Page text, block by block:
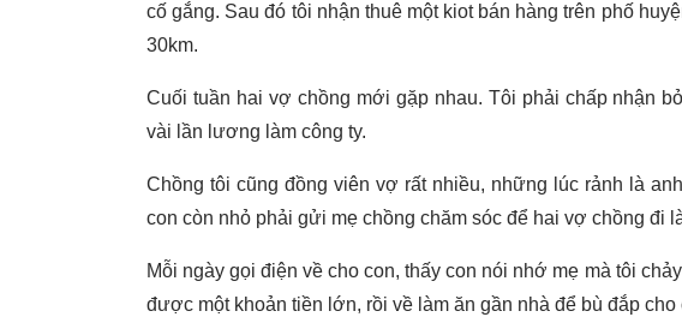
cố gắng. Sau đó tôi nhận thuê một kiot bán hàng trên phố
30km.
Cuối tuần hai vợ chồng mới gặp nhau. Tôi phải chấp nhận
vài lần lương làm công ty.
Chồng tôi cũng đồng viên vợ rất nhiều, những lúc rảnh là
con còn nhỏ phải gửi mẹ chồng chăm sóc để hai vợ chồng đi
Mỗi ngày gọi điện về cho con, thấy con nói nhớ mẹ mà tôi
được một khoản tiền lớn, rồi về làm ăn gần nhà để bù đắp cho